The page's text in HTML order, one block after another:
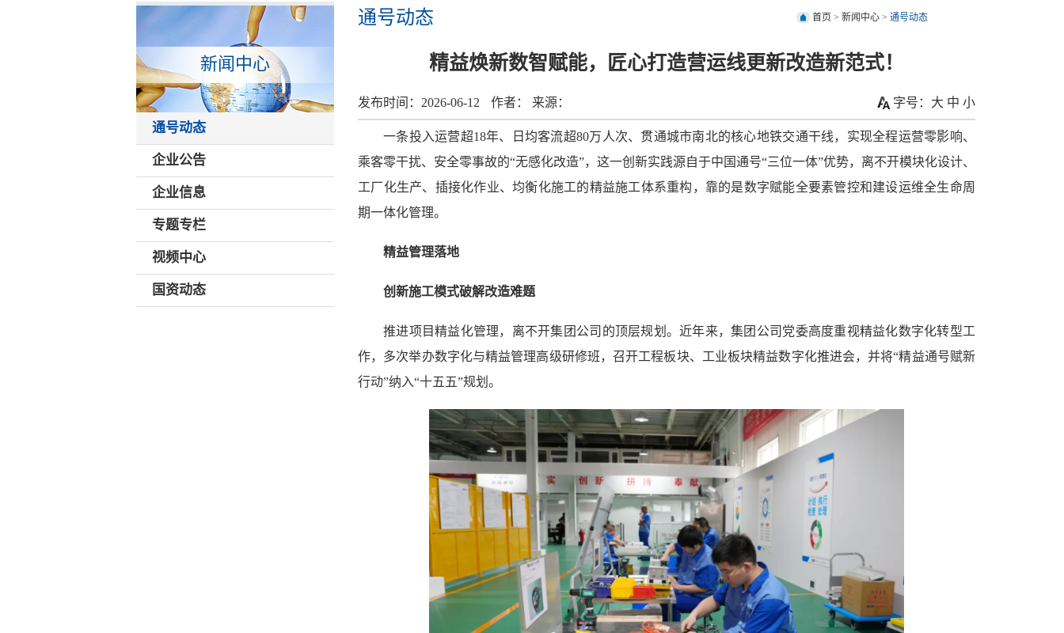
新闻中心
通号动态
企业公告
企业信息
专题专栏
视频中心
国资动态
首页 > 新闻中心 > 通号动态
通号动态
精益焕新数智赋能，匠心打造营运线更新改造新范式！
发布时间： 2026-06-12 作者： 来源： 字号： 大 中 小
一条投入运营超18年、日均客流超80万人次、贯通城市南北的核心地铁交通干线，实现全程运营零影响、
乘客零干扰、安全零事故的“无感化改造”，这一创新实践源自于中国通号“三位一体”优势，离不开模块化设计、
工厂化生产、插接化作业、均衡化施工的精益施工体系重构，靠的是数字赋能全要素管控和建设运维全生命周
期一体化管理。
精益管理落地
创新施工模式破解改造难题
推进项目精益化管理，离不开集团公司的顶层规划。近年来，集团公司党委高度重视精益化数字化转型工
作，多次举办数字化与精益管理高级研修班，召开工程板块、工业板块精益数字化推进会，并将“精益通号赋新
行动”纳入“十五五”规划。